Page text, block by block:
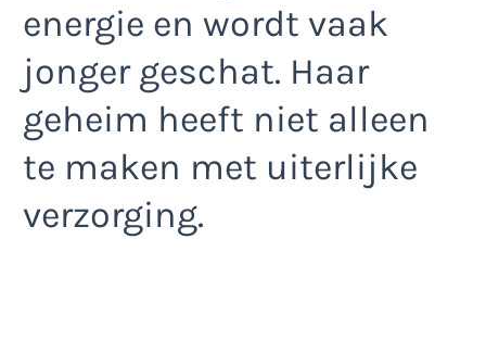
energie en wordt vaak
jonger geschat. Haar
geheim heeft niet alleen
te maken met uiterlijke
verzorging.